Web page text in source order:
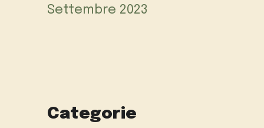
Settembre 2023
Categorie